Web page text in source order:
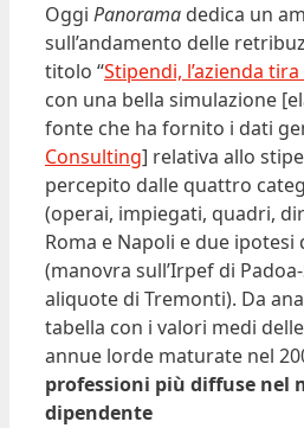
Oggi Panorama dedica un
sull’andamento delle
titolo “Stipendi, l’azienda
con una bella simulazione
fonte che ha fornito i dati
Consulting] relativa allo
percepito dalle quattro
(operai, impiegati, quadri,
Roma e Napoli e due ipotesi
(manovra sull’Irpef di
aliquote di Tremonti). Da
tabella con i valori medi
annue lorde maturate nel
professioni più diffuse nel
dipendente